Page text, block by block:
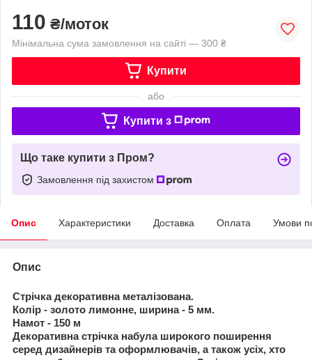
110 ₴/моток
Мінімальна сума замовлення на сайті — 300 ₴
Купити
або
Купити з
Що таке купити з Пром?
Замовлення під захистом
Опис Характеристики Доставка Оплата Умови
Опис
Стрічка декоративна металізована.
Колір - золото лимонне, ширина - 5 мм.
Намот - 150 м
Декоративна стрічка набула широкого поширення
серед дизайнерів та оформлювачів, а також усіх, хто